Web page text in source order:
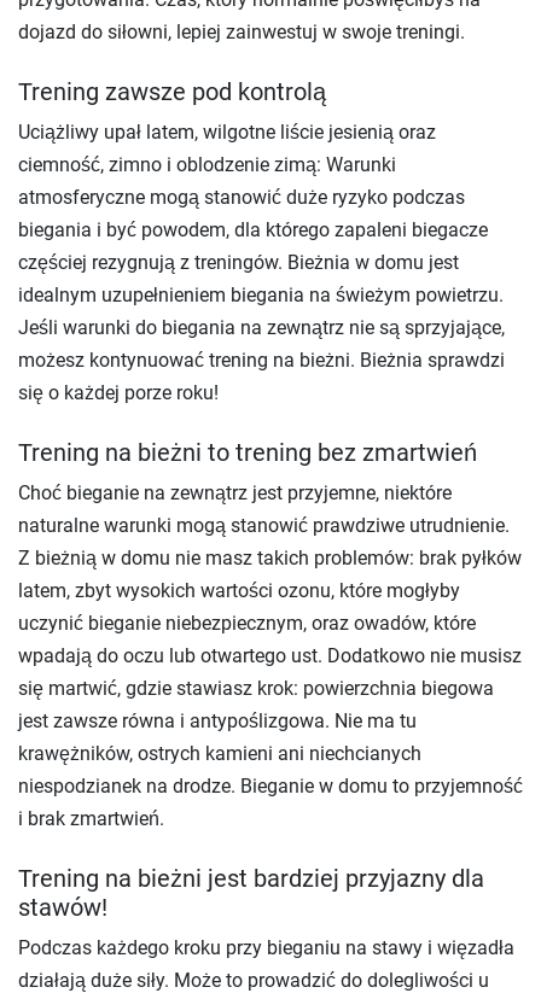
dojazd do siłowni, lepiej zainwestuj w swoje treningi.
Trening zawsze pod kontrolą
Uciążliwy upał latem, wilgotne liście jesienią oraz
ciemność, zimno i oblodzenie zimą: Warunki
atmosferyczne mogą stanowić duże ryzyko podczas
biegania i być powodem, dla którego zapaleni biegacze
częściej rezygnują z treningów. Bieżnia w domu jest
idealnym uzupełnieniem biegania na świeżym powietrzu.
Jeśli warunki do biegania na zewnątrz nie są sprzyjające,
możesz kontynuować trening na bieżni. Bieżnia sprawdzi
się o każdej porze roku!
Trening na bieżni to trening bez zmartwień
Choć bieganie na zewnątrz jest przyjemne, niektóre
naturalne warunki mogą stanowić prawdziwe utrudnienie.
Z bieżnią w domu nie masz takich problemów: brak pyłków
latem, zbyt wysokich wartości ozonu, które mogłyby
uczynić bieganie niebezpiecznym, oraz owadów, które
wpadają do oczu lub otwartego ust. Dodatkowo nie musisz
się martwić, gdzie stawiasz krok: powierzchnia biegowa
jest zawsze równa i antypoślizgowa. Nie ma tu
krawężników, ostrych kamieni ani niechcianych
niespodzianek na drodze. Bieganie w domu to przyjemność
i brak zmartwień.
Trening na bieżni jest bardziej przyjazny dla
stawów!
Podczas każdego kroku przy bieganiu na stawy i więzadła
działają duże siły. Może to prowadzić do dolegliwości u